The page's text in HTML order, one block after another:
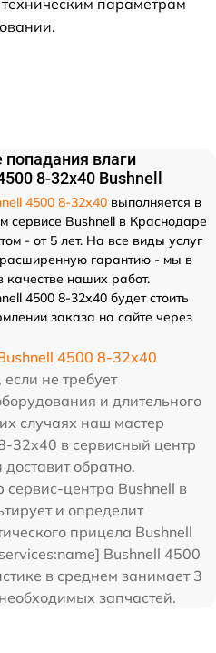
техническим параметрам
попадания влаги
8-32x40 Bushnell
4500 8-32x40 выполняется в
сервисе Bushnell в Краснодаре
- от 5 лет. На все виды услуг
расширенную гарантию - мы в
качестве наших работ.
4500 8-32x40 будет стоить
заказа на сайте через
4500 8-32x40
не требует
и длительного
случаях наш мастер
32x40 в сервисный центр
обратно.
центра Bushnell в
и определит
прицела Bushnell
Bushnell 4500
в среднем занимает 3
запчастей.